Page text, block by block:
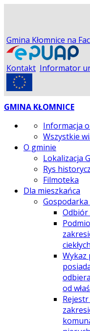
Gmina Kłomnice na
Kontakt Informator
GMINA KŁOMNICE
Informacja
Wszystkie
O gminie
Lokalizacja
Rys
Filmoteka
Dla mieszkańca
Odbiór
ciekłych
Wykaz
od